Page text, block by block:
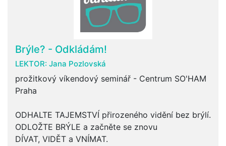
Brýle? - Odkládám!
LEKTOR: Jana Pozlovská
prožitkový víkendový seminář - Centrum SO'HAM
Praha
ODHALTE TAJEMSTVÍ přirozeného vidění bez brýlí.
ODLOŽTE BRÝLE a začněte se znovu
DÍVAT, VIDĚT a VNÍMAT.